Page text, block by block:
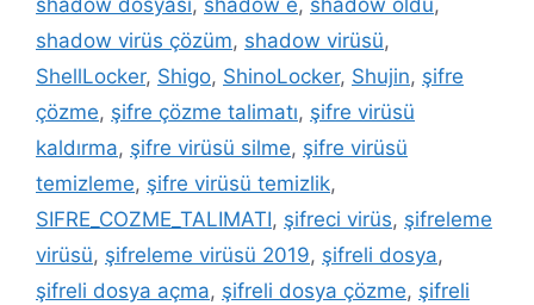
shadow dosyası, shadow e, shadow oldu,
shadow virüs çözüm, shadow virüsü,
ShellLocker, Shigo, ShinoLocker, Shujin, şifre
çözme, şifre çözme talimatı, şifre virüsü
kaldırma, şifre virüsü silme, şifre virüsü
temizleme, şifre virüsü temizlik,
SIFRE_COZME_TALIMATI, şifreci virüs, şifreleme
virüsü, şifreleme virüsü 2019, şifreli dosya,
şifreli dosya açma, şifreli dosya çözme, şifreli